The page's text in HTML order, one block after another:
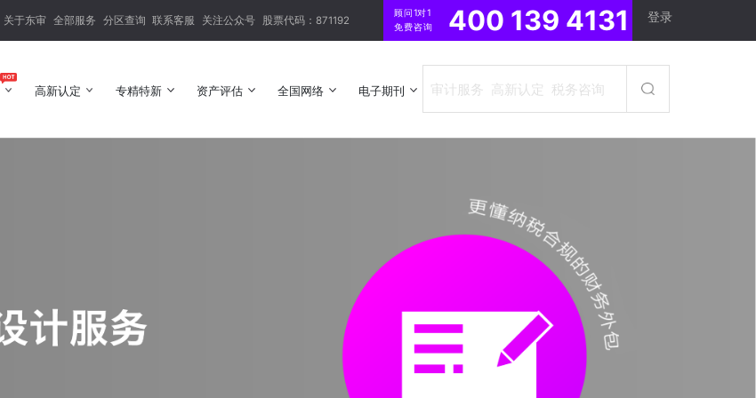
关于东审 全部服务 分区查询 联系客服 关注公众号 股票代码：871192
顾问1对1
免费咨询
400 139 4131 登录
高新认定
高新认定
专精特新
专精特新
资产评估
资产评估
全国网络
全国网络
电子期刊
电子期刊